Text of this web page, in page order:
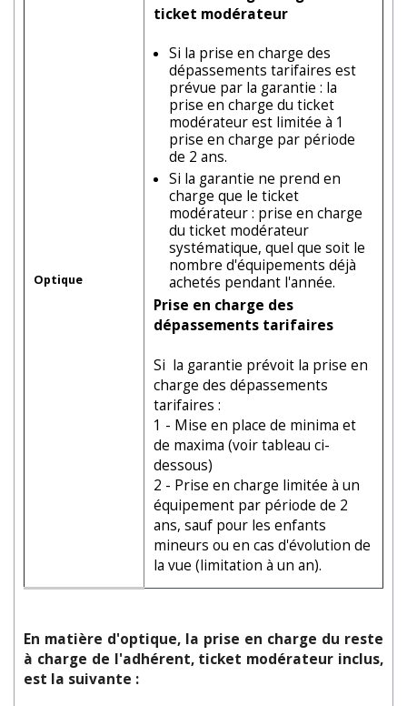
Optique
ticket modérateur
Si la prise en charge des
dépassements tarifaires est
prévue par la garantie : la
prise en charge du ticket
modérateur est limitée à 1
prise en charge par période
de 2 ans.
Si la garantie ne prend en
charge que le ticket
modérateur : prise en charge
du ticket modérateur
systématique, quel que soit le
nombre d'équipements déjà
achetés pendant l'année.
Prise en charge des
dépassements tarifaires
Si la garantie prévoit la prise en
charge des dépassements
tarifaires :
1 - Mise en place de minima et
de maxima (voir tableau ci-
dessous)
2 - Prise en charge limitée à un
équipement par période de 2
ans, sauf pour les enfants
mineurs ou en cas d'évolution de
la vue (limitation à un an).
En matière d'optique, la prise en charge du reste
à charge de l'adhérent, ticket modérateur inclus,
est la suivante :